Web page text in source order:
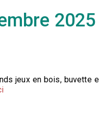
2025
jeux en bois, buvette